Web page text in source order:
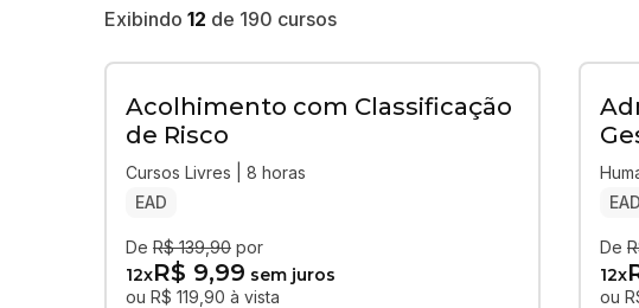
Exibindo 12 de 190 cursos
Acolhimento com Classificação
de Risco
Cursos Livres | 8 horas
EAD
De R$ 139,90 por
12xR$ 9,99 sem juros
ou R$ 119,90 à vista
EAD
De
12x
ou